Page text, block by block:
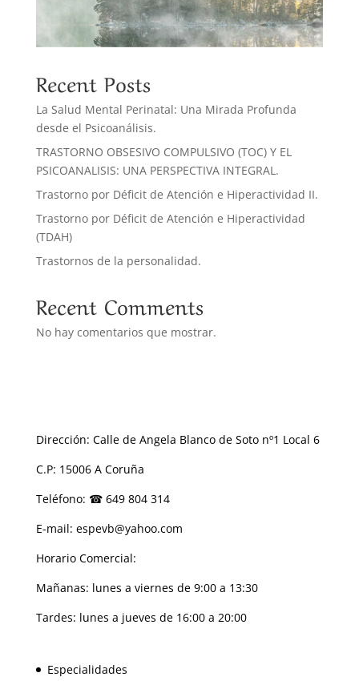
Recent Posts
La Salud Mental Perinatal: Una Mirada Profunda
desde el Psicoanálisis.
TRASTORNO OBSESIVO COMPULSIVO (TOC) Y EL
PSICOANALISIS: UNA PERSPECTIVA INTEGRAL.
Trastorno por Déficit de Atención e Hiperactividad II.
Trastorno por Déficit de Atención e Hiperactividad
(TDAH)
Trastornos de la personalidad.
Recent Comments
No hay comentarios que mostrar.
Dirección: Calle de Angela Blanco de Soto nº1 Local 6
C.P: 15006 A Coruña
Teléfono: ☎ 649 804 314
E-mail: espevb@yahoo.com
Horario Comercial:
Mañanas: lunes a viernes de 9:00 a 13:30
Tardes: lunes a jueves de 16:00 a 20:00
Especialidades